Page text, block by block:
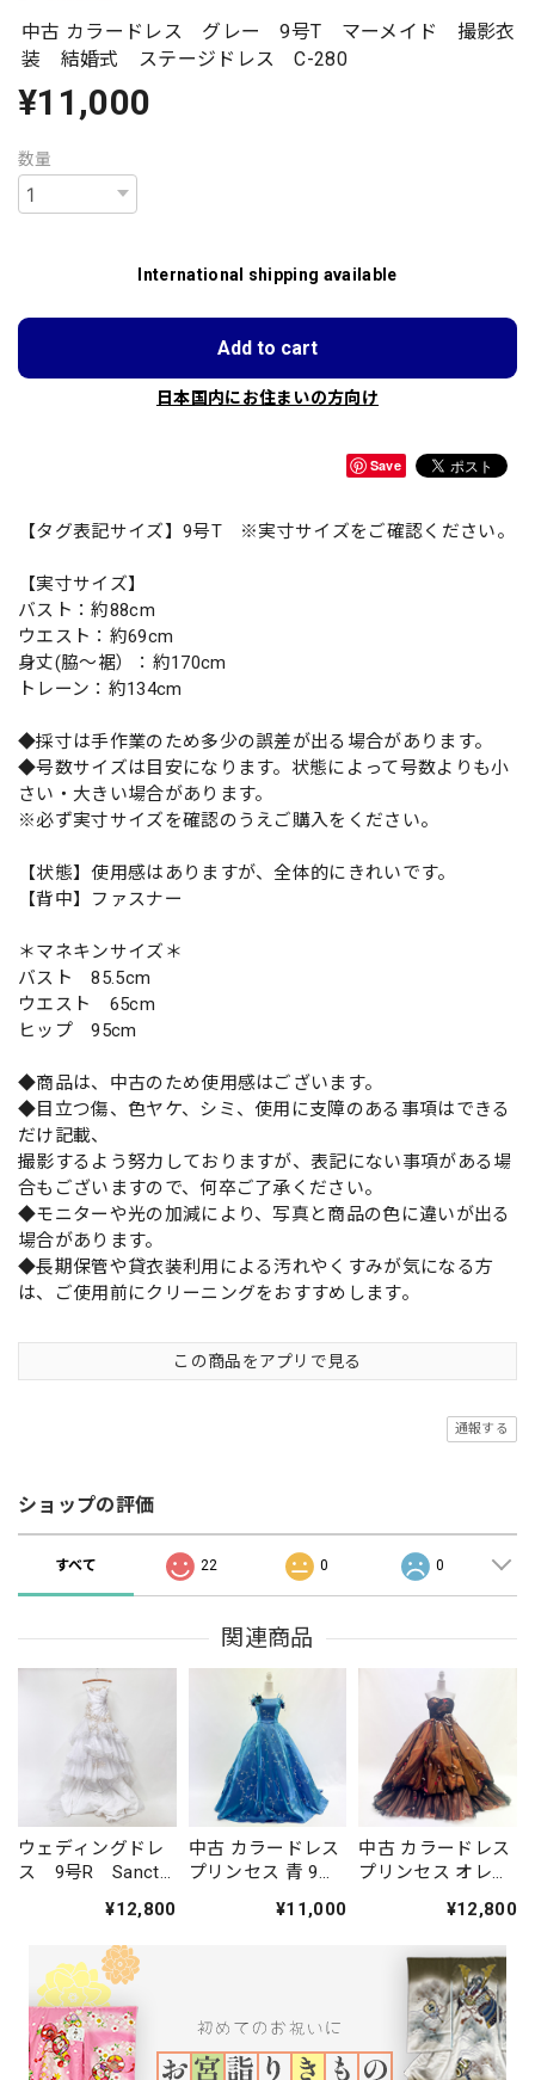
中古 カラードレス グレー 9号T マーメイド 撮影衣
装 結婚式 ステージドレス C-280
¥11,000
数量
International shipping available
Add to cart
日本国内にお住まいの方向け
Save
【タグ表記サイズ】9号T ※実寸サイズをご確認ください。
【実寸サイズ】
バスト：約88cm
ウエスト：約69cm
身丈(脇〜裾）：約170cm
トレーン：約134cm
◆採寸は手作業のため多少の誤差が出る場合があります。
◆号数サイズは目安になります。状態によって号数よりも小
さい・大きい場合があります。
※必ず実寸サイズを確認のうえご購入をください。
【状態】使用感はありますが、全体的にきれいです。
【背中】ファスナー
＊マネキンサイズ＊
バスト 85.5cm
ウエスト 65cm
ヒップ 95cm
◆商品は、中古のため使用感はございます。
◆目立つ傷、色ヤケ、シミ、使用に支障のある事項はできる
だけ記載、
撮影するよう努力しておりますが、表記にない事項がある場
合もございますので、何卒ご了承ください。
◆モニターや光の加減により、写真と商品の色に違いが出る
場合があります。
◆長期保管や貸衣装利用による汚れやくすみが気になる方
は、ご使用前にクリーニングをおすすめします。
この商品をアプリで見る
通報する
ショップの評価
すべて 22 0 0
関連商品
ウェディングドレ
ス 9号R Sancta
カリナ 中古 マ
ーメイドライン
ホワイト W-293
¥12,800
中古 カラードレス
プリンセス 青 9号
¥11,000
中古 カラードレス
プリンセス オレン
¥12,800